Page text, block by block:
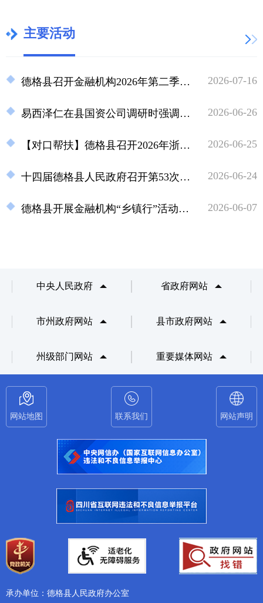
主要活动
德格县召开金融机构2026年第二季度工作座谈会 2026-07-16
易西泽仁在县国资公司调研时强调：聚焦提质增效、深化改革攻坚，全面推动国资国企高质量发展 2026-06-26
【对口帮扶】德格县召开2026年浙江省东西部协作及对口支援项目推进会 2026-06-25
十四届德格县人民政府召开第53次常务会议 2026-06-24
德格县开展金融机构“乡镇行”活动（马尼干戈站） 2026-06-07
中央人民政府 省政府网站
市州政府网站 县市政府网站
州级部门网站 重要媒体网站
网站地图 联系我们 网站声明
承办单位：德格县人民政府办公室